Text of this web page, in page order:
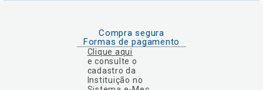
Compra segura
Formas de pagamento
Clique aqui
e consulte o
cadastro da
Instituição no